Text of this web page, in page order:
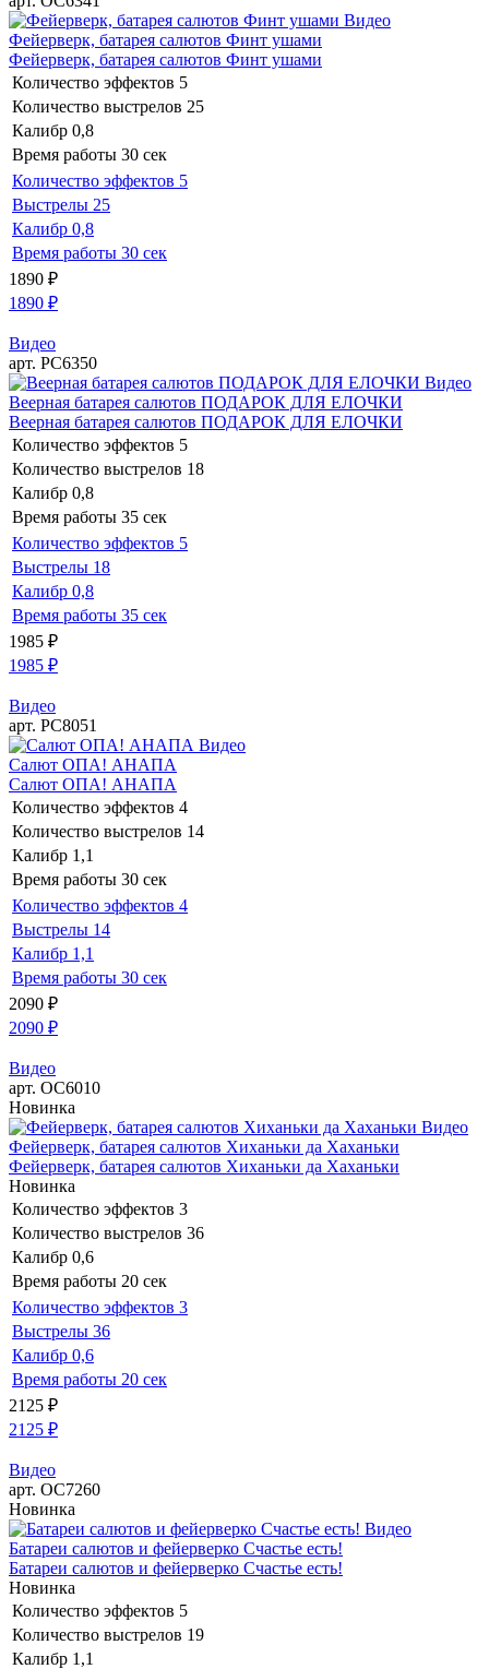
Видео
Фейерверк, батарея салютов Финт ушами
Фейерверк, батарея салютов Финт ушами
Количество эффектов 5
Количество выстрелов 25
Калибр 0,8
Время работы 30 сек
Количество эффектов 5
Выстрелы 25
Калибр 0,8
Время работы 30 сек
1890 ₽
1890 ₽
Видео
арт. РС6350
Видео
Веерная батарея салютов ПОДАРОК ДЛЯ ЕЛОЧКИ
Веерная батарея салютов ПОДАРОК ДЛЯ ЕЛОЧКИ
Количество эффектов 5
Количество выстрелов 18
Калибр 0,8
Время работы 35 сек
Количество эффектов 5
Выстрелы 18
Калибр 0,8
Время работы 35 сек
1985 ₽
1985 ₽
Видео
арт. РС8051
Видео
Салют ОПА! АНАПА
Салют ОПА! АНАПА
Количество эффектов 4
Количество выстрелов 14
Калибр 1,1
Время работы 30 сек
Количество эффектов 4
Выстрелы 14
Калибр 1,1
Время работы 30 сек
2090 ₽
2090 ₽
Видео
арт. ОС6010
Новинка
Видео
Фейерверк, батарея салютов Хиханьки да Хаханьки
Фейерверк, батарея салютов Хиханьки да Хаханьки
Новинка
Количество эффектов 3
Количество выстрелов 36
Калибр 0,6
Время работы 20 сек
Количество эффектов 3
Выстрелы 36
Калибр 0,6
Время работы 20 сек
2125 ₽
2125 ₽
Видео
арт. ОС7260
Новинка
Видео
Батареи салютов и фейерверко Счастье есть!
Батареи салютов и фейерверко Счастье есть!
Новинка
Количество эффектов 5
Количество выстрелов 19
Калибр 1,1